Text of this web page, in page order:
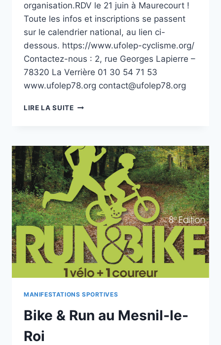
organisation.RDV le 21 juin à Maurecourt !
Toute les infos et inscriptions se passent
sur le calendrier national, au lien ci-
dessous. https://www.ufolep-cyclisme.org/
Contactez-nous : 2, rue Georges Lapierre –
78320 La Verrière 01 30 54 71 53
www.ufolep78.org contact@ufolep78.org
LIRE LA SUITE
MANIFESTATIONS SPORTIVES
Bike & Run au Mesnil-le-
Roi